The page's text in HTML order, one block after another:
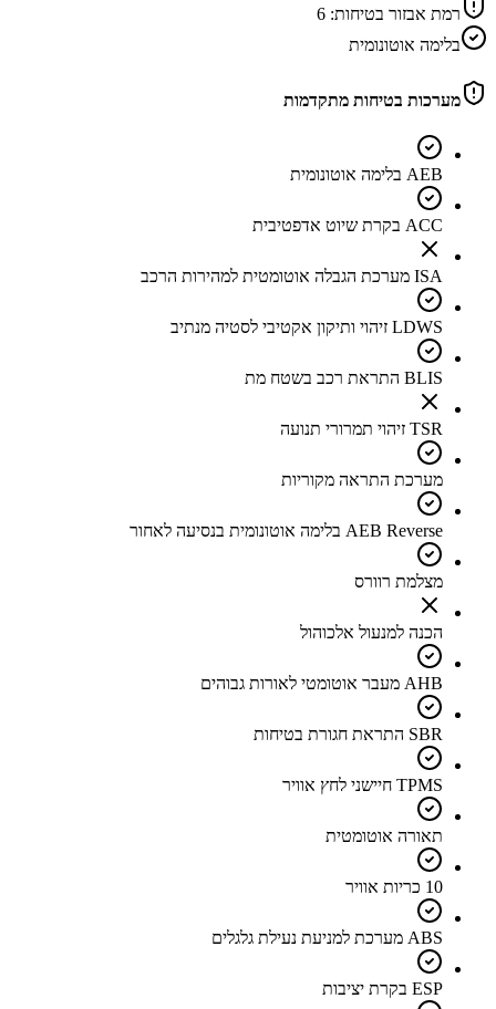
רמת אבזור בטיחות: 6
בלימה אוטונומית
מערכות בטיחות מתקדמות
AEB בלימה אוטונומית
ACC בקרת שיוט אדפטיבית
ISA מערכת הגבלה אוטומטית למהירות הרכב
LDWS זיהוי ותיקון אקטיבי לסטיה מנתיב
BLIS התראת רכב בשטח מת
TSR זיהוי תמרורי תנועה
מערכת התראה מקוריות
AEB Reverse בלימה אוטונומית בנסיעה לאחור
מצלמת רוורס
הכנה למנעול אלכוהול
AHB מעבר אוטומטי לאורות גבוהים
SBR התראת חגורת בטיחות
TPMS חיישני לחץ אוויר
תאורה אוטומטית
10 כריות אוויר
ABS מערכת למניעת נעילת גלגלים
ESP בקרת יציבות